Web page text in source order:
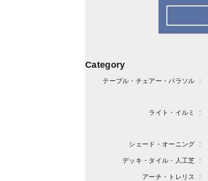
Category
テーブル・チェアー・パラソル
ライト・イルミ
シェード・オーニング
デッキ・タイル・人工芝
アーチ・トレリス